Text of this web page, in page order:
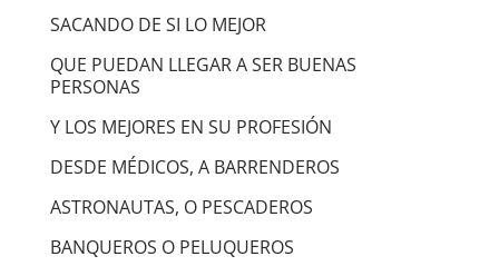
SACANDO DE SI LO MEJOR
QUE PUEDAN LLEGAR A SER BUENAS
PERSONAS
Y LOS MEJORES EN SU PROFESIÓN
DESDE MÉDICOS, A BARRENDEROS
ASTRONAUTAS, O PESCADEROS
BANQUEROS O PELUQUEROS